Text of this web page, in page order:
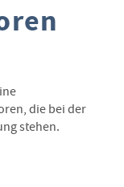
die bei der
stehen.